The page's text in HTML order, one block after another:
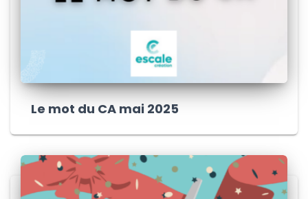
Le mot du CA mai 2025